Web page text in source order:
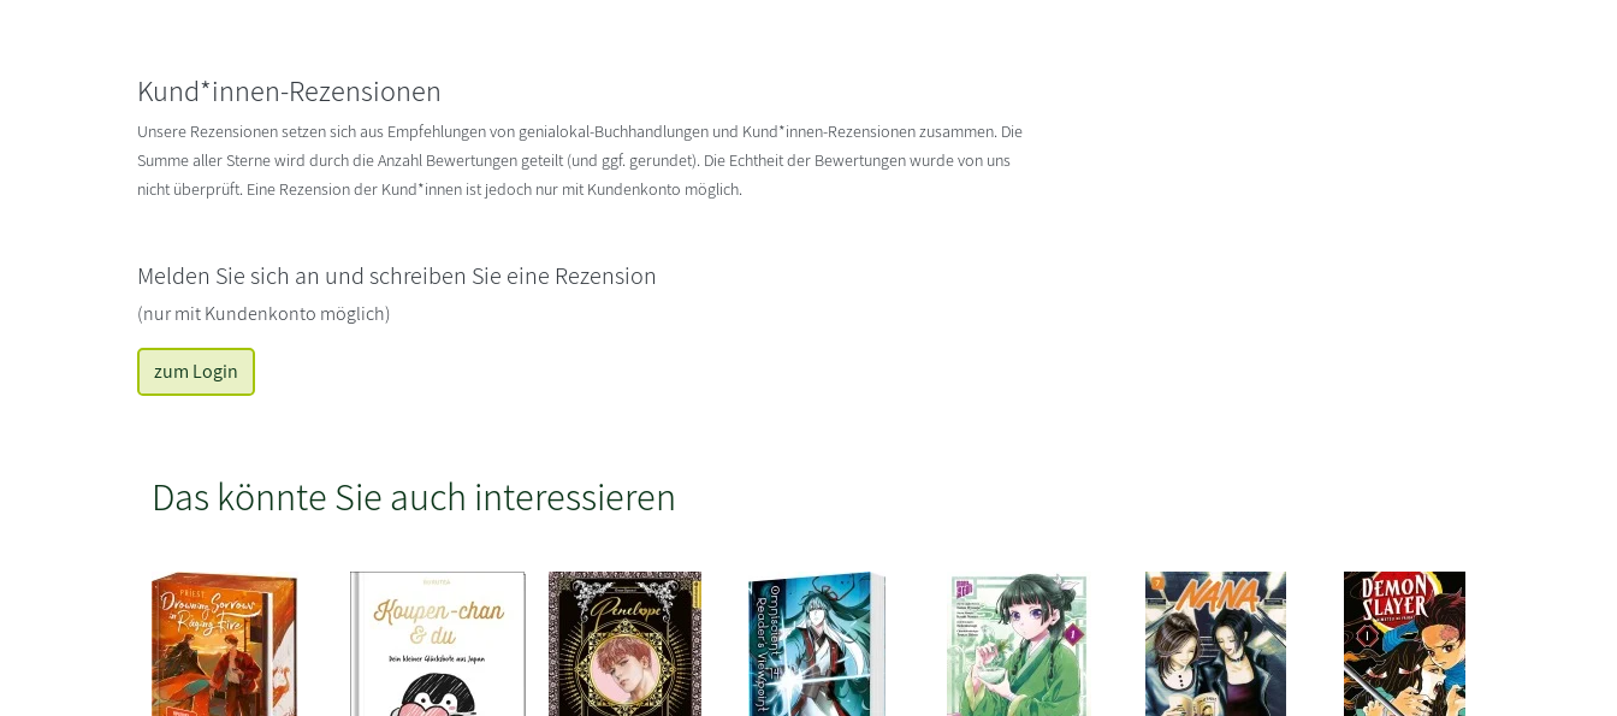
Kund*innen-Rezensionen
Unsere Rezensionen setzen sich aus Empfehlungen von genialokal-Buchhandlungen und Kund*innen-Rezensionen zusammen. Die
Summe aller Sterne wird durch die Anzahl Bewertungen geteilt (und ggf. gerundet). Die Echtheit der Bewertungen wurde von uns
nicht überprüft. Eine Rezension der Kund*innen ist jedoch nur mit Kundenkonto möglich.
Melden Sie sich an und schreiben Sie eine Rezension
(nur mit Kundenkonto möglich)
zum Login
Das könnte Sie auch interessieren